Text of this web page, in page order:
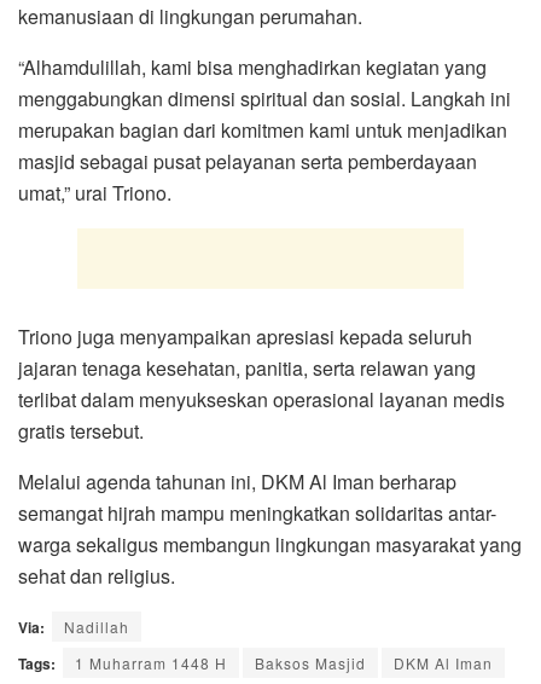
kemanusiaan di lingkungan perumahan.
“Alhamdulillah, kami bisa menghadirkan kegiatan yang
menggabungkan dimensi spiritual dan sosial. Langkah ini
merupakan bagian dari komitmen kami untuk menjadikan
masjid sebagai pusat pelayanan serta pemberdayaan
umat,” urai Triono.
Triono juga menyampaikan apresiasi kepada seluruh
jajaran tenaga kesehatan, panitia, serta relawan yang
terlibat dalam menyukseskan operasional layanan medis
gratis tersebut.
Melalui agenda tahunan ini, DKM Al Iman berharap
semangat hijrah mampu meningkatkan solidaritas antar-
warga sekaligus membangun lingkungan masyarakat yang
sehat dan religius.
Via: Nadillah
Tags: 1 Muharram 1448 H Baksos Masjid DKM Al Iman